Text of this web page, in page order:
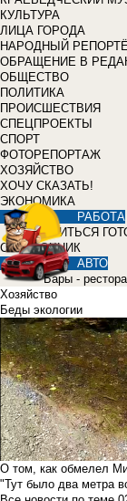
КУЛЬТУРА
ЛИЦА ГОРОДА
НАРОДНЫЙ
ОБРАЩЕНИЕ В
ОБЩЕСТВО
ПОЛИТИКА
ПРОИСШЕСТВИЯ
СПЕЦПРОЕКТЫ
СПОРТ
ФОТОРЕПОРТАЖ
ХОЗЯЙСТВО
ХОЧУ СКАЗАТЬ!
ЭКОНОМИКА
РАБОТА
УЧИТЬСЯ
СПРАВОЧНИК
АВТО
Бары -
Хозяйство
Беды экологии
О том, как обмелел
"Тут было два метра